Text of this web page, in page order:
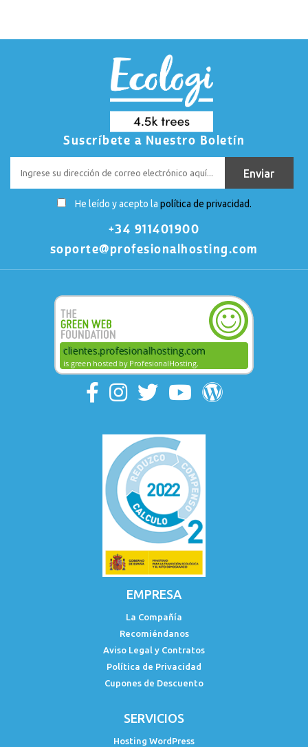
Suscríbete a Nuestro Boletín
He leído y acepto la política de privacidad.
+34 911401900
soporte@profesionalhosting.com
EMPRESA
La Compañía
Recomiéndanos
Aviso Legal y Contratos
Política de Privacidad
Cupones de Descuento
SERVICIOS
Hosting WordPress